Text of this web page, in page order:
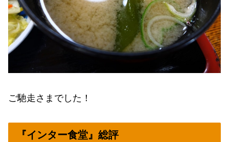
ご馳走さまでした！
『インター食堂』総評